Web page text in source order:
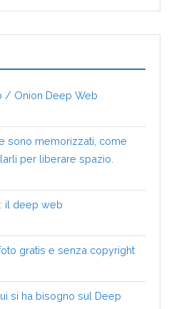
/ Onion Deep Web
sono memorizzati, come
per liberare spazio.
il deep web
gratis e senza copyright
si ha bisogno sul Deep